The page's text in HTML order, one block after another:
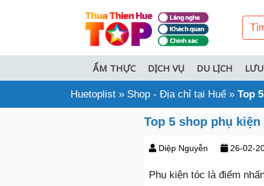
ẨM THỰC DỊCH VỤ DU LỊCH
Huetoplist » Shop - Địa chỉ tại Huế » Top
Top 5 shop phụ
Diệp Nguyễn 26-02-
Phụ kiện tóc là điểm